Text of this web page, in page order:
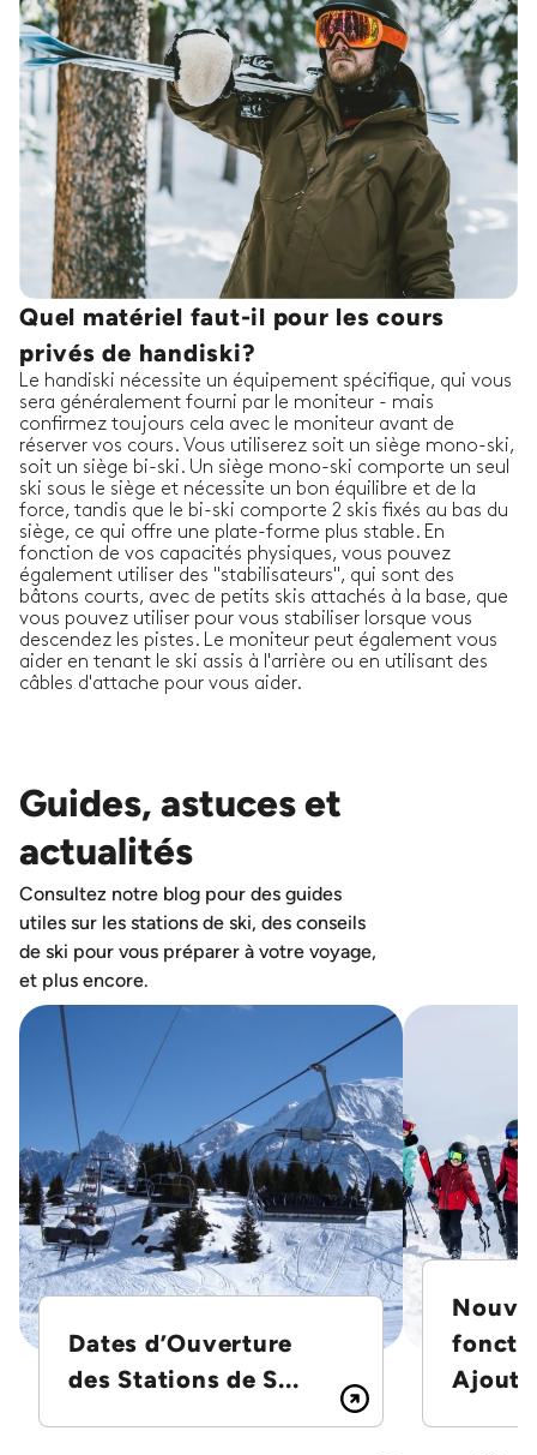
Quel matériel faut-il pour les cours
privés de handiski?
Le handiski nécessite un équipement spécifique, qui vous
sera généralement fourni par le moniteur - mais
confirmez toujours cela avec le moniteur avant de
réserver vos cours. Vous utiliserez soit un siège mono-ski,
soit un siège bi-ski. Un siège mono-ski comporte un seul
ski sous le siège et nécessite un bon équilibre et de la
force, tandis que le bi-ski comporte 2 skis fixés au bas du
siège, ce qui offre une plate-forme plus stable. En
fonction de vos capacités physiques, vous pouvez
également utiliser des "stabilisateurs", qui sont des
bâtons courts, avec de petits skis attachés à la base, que
vous pouvez utiliser pour vous stabiliser lorsque vous
descendez les pistes. Le moniteur peut également vous
aider en tenant le ski assis à l'arrière ou en utilisant des
câbles d'attache pour vous aider.
Guides, astuces et
actualités
Consultez notre blog pour des guides
utiles sur les stations de ski, des conseils
de ski pour vous préparer à votre voyage,
et plus encore.
Dates d’Ouverture
des Stations de S...